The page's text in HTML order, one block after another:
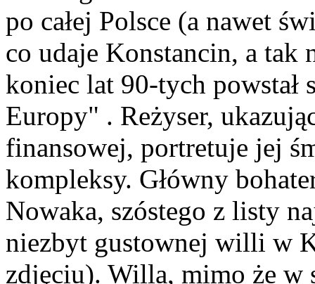
po całej Polsce (a nawet
co udaje Konstancin, a tak
koniec lat 90-tych powstał
Europy" . Reżyser,
finansowej, portretuje jej
kompleksy. Główny
Nowaka, szóstego z listy
niezbyt gustownej willi w
zdjęciu). Willa, mimo że w